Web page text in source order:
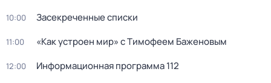
10:00 Заceкpeченные списки
11:00 «Как устроен мир» с Тимофеем Баженовым
12:00 Информационная программа 112